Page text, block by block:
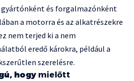
és forgalmazónként
a motorra és az alkatrészekre
nem terjed ki a nem
eredő károkra, például a
szerelésre.
hogy mielőtt